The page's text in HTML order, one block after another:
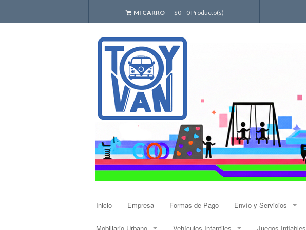
MI CARRO $0 0 Producto(s)
Inicio Empresa Formas de Pago Envío y Servicios